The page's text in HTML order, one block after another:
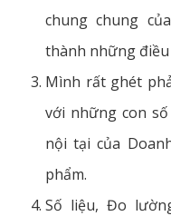
chung chung
thành những
Mình rất ghét
với những con
nội tại của
phẩm.
Số liệu, Đo